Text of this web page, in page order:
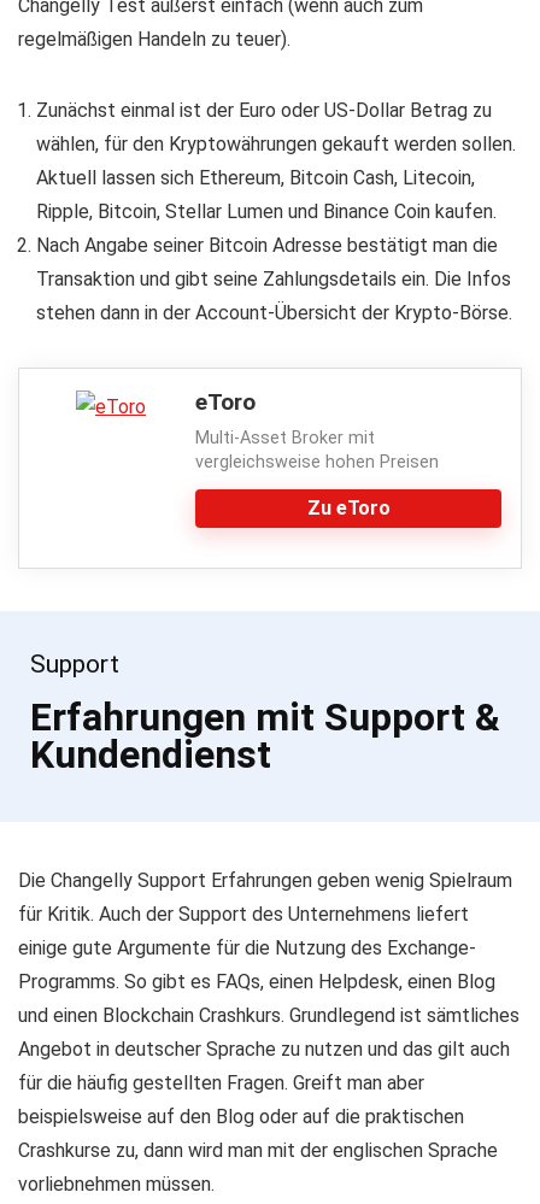
Changelly Test äußerst einfach (wenn auch zum
regelmäßigen Handeln zu teuer).
Zunächst einmal ist der Euro oder US-Dollar Betrag zu
wählen, für den Kryptowährungen gekauft werden sollen.
Aktuell lassen sich Ethereum, Bitcoin Cash, Litecoin,
Ripple, Bitcoin, Stellar Lumen und Binance Coin kaufen.
Nach Angabe seiner Bitcoin Adresse bestätigt man die
Transaktion und gibt seine Zahlungsdetails ein. Die Infos
stehen dann in der Account-Übersicht der Krypto-Börse.
eToro
Multi-Asset Broker mit
vergleichsweise hohen Preisen
Zu eToro
Support
Erfahrungen mit Support &
Kundendienst
Die Changelly Support Erfahrungen geben wenig Spielraum
für Kritik. Auch der Support des Unternehmens liefert
einige gute Argumente für die Nutzung des Exchange-
Programms. So gibt es FAQs, einen Helpdesk, einen Blog
und einen Blockchain Crashkurs. Grundlegend ist sämtliches
Angebot in deutscher Sprache zu nutzen und das gilt auch
für die häufig gestellten Fragen. Greift man aber
beispielsweise auf den Blog oder auf die praktischen
Crashkurse zu, dann wird man mit der englischen Sprache
vorliebnehmen müssen.